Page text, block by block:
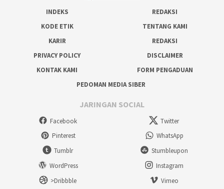
INDEKS
REDAKSI
KODE ETIK
TENTANG KAMI
KARIR
REDAKSI
PRIVACY POLICY
DISCLAIMER
KONTAK KAMI
FORM PENGADUAN
PEDOMAN MEDIA SIBER
JARINGAN SOCIAL
Facebook
Twitter
Pinterest
WhatsApp
Tumblr
Stumbleupon
WordPress
Instagram
>Dribbble
Vimeo